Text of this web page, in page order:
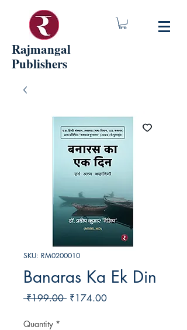
Rajmangal
Publishers
SKU: RM0200010
Banaras Ka Ek Din
₹199.00 Regular
₹174.00Sale
Quantity *